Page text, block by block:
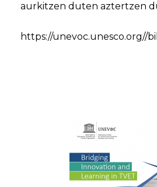
aurkitzen duten aztertzen
https://unevoc.unesco.org//